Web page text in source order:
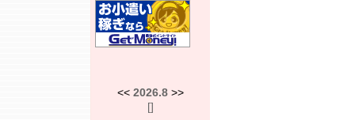
<< 2026.8 >>
[]